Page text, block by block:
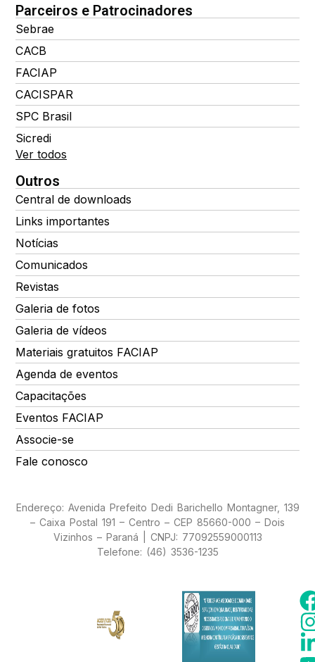
Parceiros e Patrocinadores
Sebrae
CACB
FACIAP
CACISPAR
SPC Brasil
Sicredi
Ver todos
Outros
Central de downloads
Links importantes
Notícias
Comunicados
Revistas
Galeria de fotos
Galeria de vídeos
Materiais gratuitos FACIAP
Agenda de eventos
Capacitações
Eventos FACIAP
Associe-se
Fale conosco
Endereço: Avenida Prefeito Dedi Barichello Montagner, 139
– Caixa Postal 191 – Centro – CEP 85660-000 – Dois
Vizinhos – Paraná | CNPJ: 77092559000113
Telefone: (46) 3536-1235